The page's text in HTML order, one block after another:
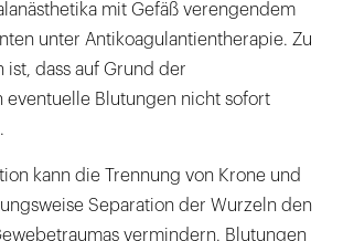
mit Gefäß verengendem
unter Antikoagulantientherapie. Zu
ist, dass auf Grund der
eventuelle Blutungen nicht sofort
kann die Trennung von Krone und
Separation der Wurzeln den
vermindern. Blutungen